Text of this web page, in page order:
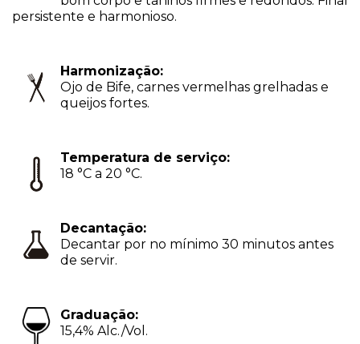
persistente e harmonioso.
Harmonização:
Ojo de Bife, carnes vermelhas grelhadas e
queijos fortes.
Temperatura de serviço:
18 °C a 20 °C.
Decantação:
Decantar por no mínimo 30 minutos antes
de servir.
Graduação:
15,4% Alc./Vol.